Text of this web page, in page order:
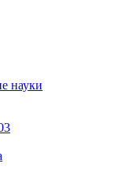
науки